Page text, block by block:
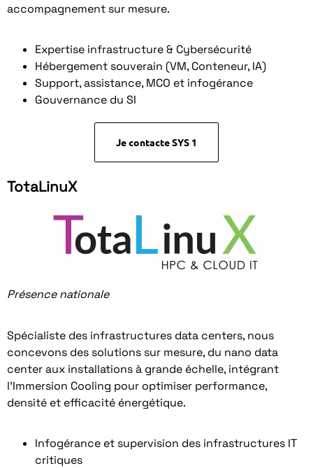
accompagnement sur mesure.
Expertise infrastructure & Cybersécurité
Hébergement souverain (VM, Conteneur, IA)
Support, assistance, MCO et infogérance
Gouvernance du SI
Je contacte SYS 1
TotaLinuX
Présence nationale
Spécialiste des infrastructures data centers, nous
concevons des solutions sur mesure, du nano data
center aux installations à grande échelle, intégrant
l’Immersion Cooling pour optimiser performance,
densité et efficacité énergétique.
Infogérance et supervision des infrastructures IT
critiques